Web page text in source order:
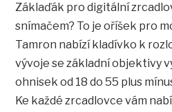
Záklaďák pro digitální
snímačem? To je oříšek pro
Tamron nabízí kladívko k
vývoje se základní objektivy
ohnisek od 18 do 55 plus
Ke každé zrcadlovce vám